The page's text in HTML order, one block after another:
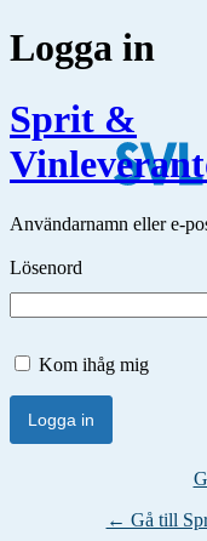
Logga in
Sprit &
Användarnamn eller e-
Lösenord
Kom ihåg mig
← Gå till